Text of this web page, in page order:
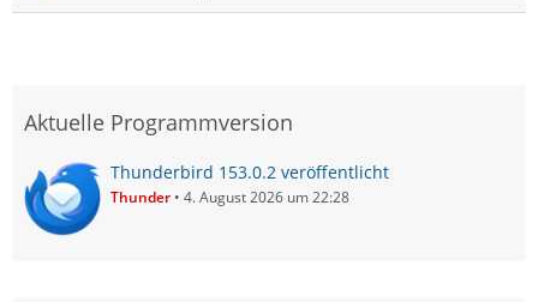
Aktuelle Programmversion
Thunderbird 153.0.2 veröffentlicht
Thunder 4. August 2026 um 22:28